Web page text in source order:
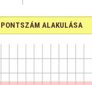
PONTSZÁM ALAKULÁSA